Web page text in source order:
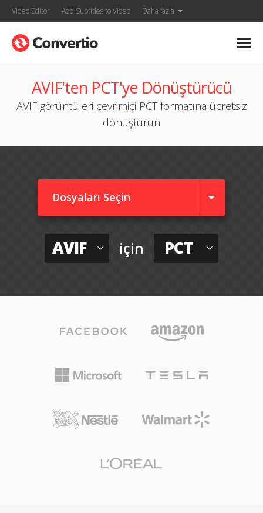
Video Editor Add Subtitles to Video Daha fazla
AVIF'ten PCT'ye Dönüştürücü
AVIF görüntüleri çevrimiçi PCT formatına ücretsiz
dönüştürün
Dosyaları Seçin
AVIF için PCT